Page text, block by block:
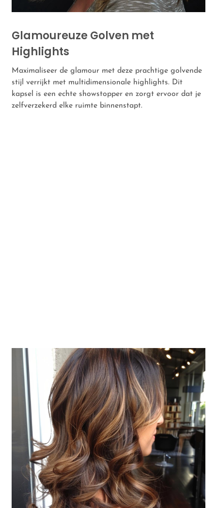
Glamoureuze Golven met
Highlights
Maximaliseer de glamour met deze prachtige golvende
stijl verrijkt met multidimensionale highlights. Dit
kapsel is een echte showstopper en zorgt ervoor dat je
zelfverzekerd elke ruimte binnenstapt.